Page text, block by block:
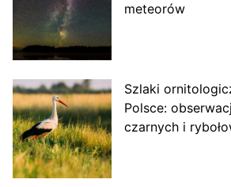
meteorów
Szlaki
Polsce:
czarnych i